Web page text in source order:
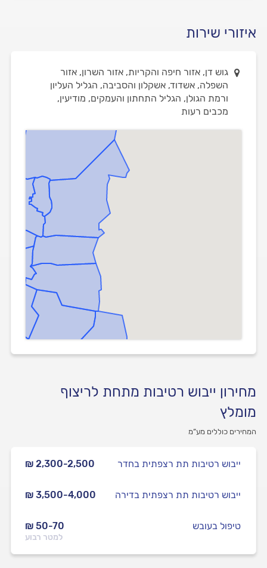
איזורי שירות
גוש דן, אזור חיפה והקריות, אזור השרון, אזור
השפלה, אשדוד, אשקלון והסביבה, הגליל העליון
ורמת הגולן, הגליל התחתון והעמקים, מודיעין,
מכבים רעות
מחירון ייבוש רטיבות מתחת לריצוף
מומלץ
המחירים כוללים מע”מ
₪ 2,300-2,500 ייבוש רטיבות תת רצפתית בחדר
₪ 3,500-4,000 ייבוש רטיבות תת רצפתית בדירה
₪ 50-70
למטר רבוע
טיפול בעובש